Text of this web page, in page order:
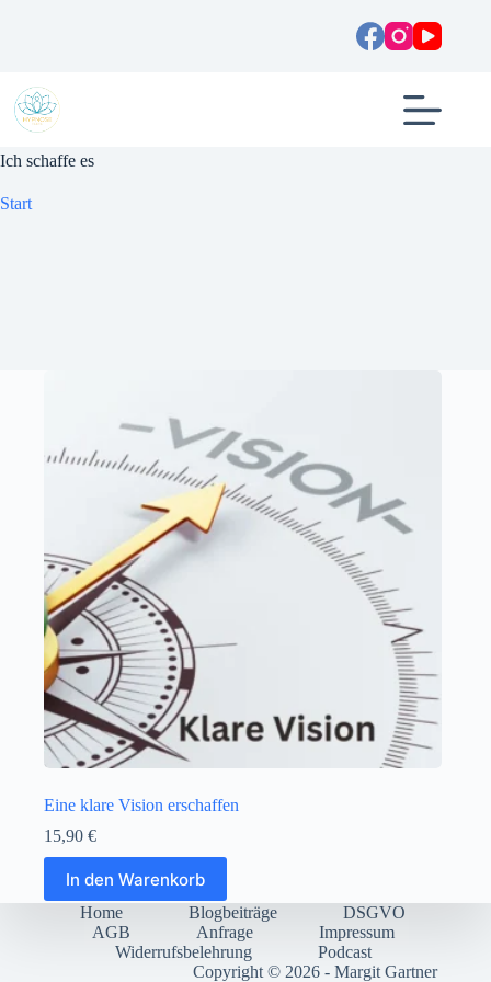
Ich schaffe es
Start
Eine klare Vision erschaffen
15,90 €
In den Warenkorb
Home Blogbeiträge
DSGVO
AGB
Anfrage
Impressum
Widerrufsbelehrung
Podcast
Copyright © 2026 - Margit Gartner